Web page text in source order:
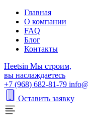
Главная
О компании
FAQ
Блог
Контакты
Heetsin Мы строим,
вы наслаждаетесь
+7 (968) 682-81-79
Оставить заявку